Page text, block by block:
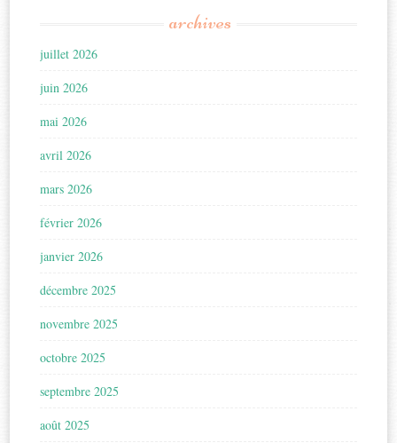
archives
juillet 2026
juin 2026
mai 2026
avril 2026
mars 2026
février 2026
janvier 2026
décembre 2025
novembre 2025
octobre 2025
septembre 2025
août 2025